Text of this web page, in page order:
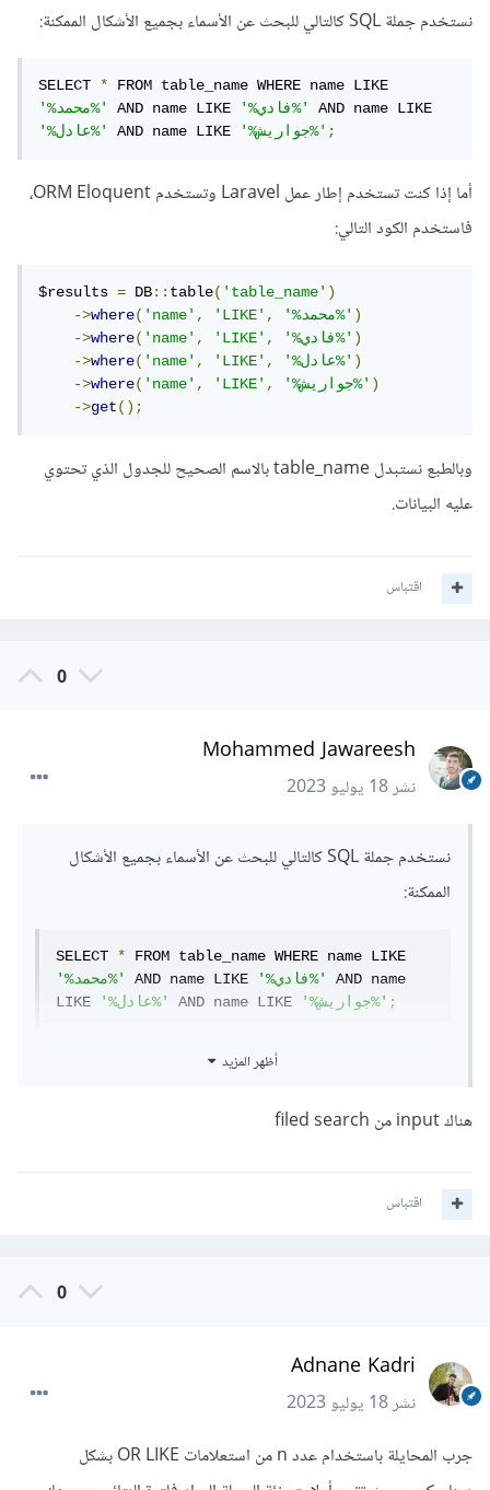
نستخدم جملة SQL كالتالي للبحث عن الأسماء بجميع الأشكال الممكنة:
SELECT *
'%محمد%'
AND name LIKE '%فادي%'
'%عادل%'
AND name LIKE '%جواريش%';
أما إذا كنت تستخدم إطار عمل Laravel وتستخدم ORM Eloquent،
فاستخدم الكود التالي:
$results = DB::table('table_name')
->where('name', 'LIKE', '%محمد%')
->where('name', 'LIKE', '%فادي%')
->where('name', 'LIKE', '%عادل%')
->where('name', 'LIKE', '%جواريش%')
->get();
وبالطبع نستبدل table_name بالاسم الصحيح للجدول الذي تحتوي
عليه البيانات.
اقتباس
0
Mohammed Jawareesh
نشر18 يوليو 2023
نستخدم جملة SQL كالتالي للبحث عن الأسماء بجميع الأشكال
الممكنة:
SELECT *
'%محمد%'
AND name LIKE '%فادي%'
AND name
LIKE
'%عادل%' AND name LIKE '%جواريش%';
وبالطبع نستبدل table_name بالاسم الصحيح للجدول الذي
أظهر المزيد
هناك input من filed search
اقتباس
0
Adnane Kadri
نشر18 يوليو 2023
جرب المحايلة باستخدام عدد n من استعلامات OR LIKE بشكل